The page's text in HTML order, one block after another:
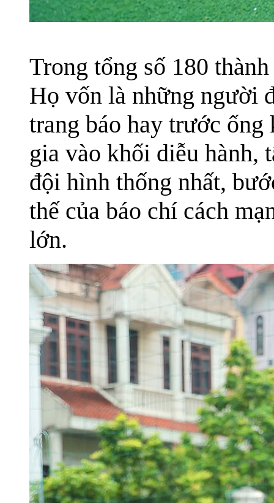
Trong tổng số 180
Họ vốn là những người
trang báo hay trước
gia vào khối diễu hành,
đội hình thống nhất,
thế của báo chí cách
lớn.